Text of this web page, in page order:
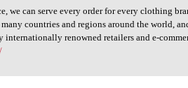
we can serve every order for every clothing
countries and regions around the world,
renowned retailers and e-